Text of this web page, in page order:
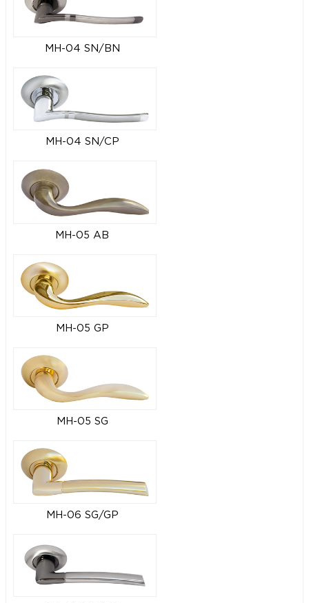
MH-04 SN/BN
MH-04 SN/CP
MH-05 AB
MH-05 GP
MH-05 SG
MH-06 SG/GP